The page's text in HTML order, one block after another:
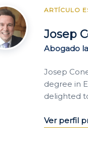
ARTÍCULO
Josep
Abogado
Josep
degree in
delighted
Ver perfil